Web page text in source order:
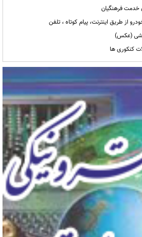
از طریق اینترنت، پیام کوتاه ، تلفن
(عکس)
کنکوری ها